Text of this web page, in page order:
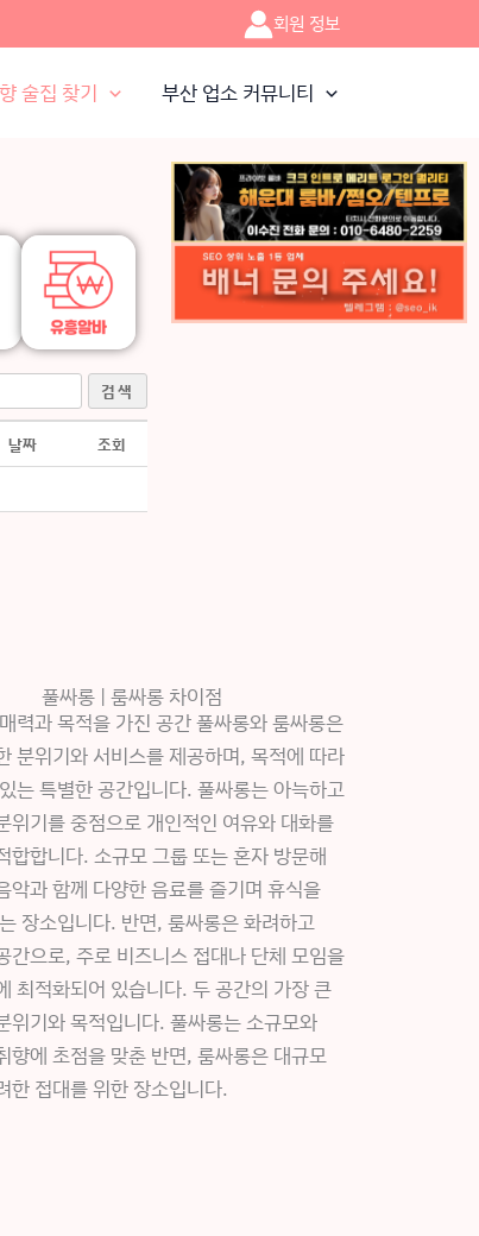
회원 정보
술집 찾기 부산 업소 커뮤니티
검색
날짜 조회
풀싸롱 | 룸싸롱 차이점
력과 목적을 가진 공간 풀싸롱와 룸싸롱은
분위기와 서비스를 제공하며, 목적에 따라
는 특별한 공간입니다. 풀싸롱는 아늑하고
위기를 중점으로 개인적인 여유와 대화를
합합니다. 소규모 그룹 또는 혼자 방문해
악과 함께 다양한 음료를 즐기며 휴식을
장소입니다. 반면, 룸싸롱은 화려하고
간으로, 주로 비즈니스 접대나 단체 모임을
최적화되어 있습니다. 두 공간의 가장 큰
위기와 목적입니다. 풀싸롱는 소규모와
향에 초점을 맞춘 반면, 룸싸롱은 대규모
한 접대를 위한 장소입니다.